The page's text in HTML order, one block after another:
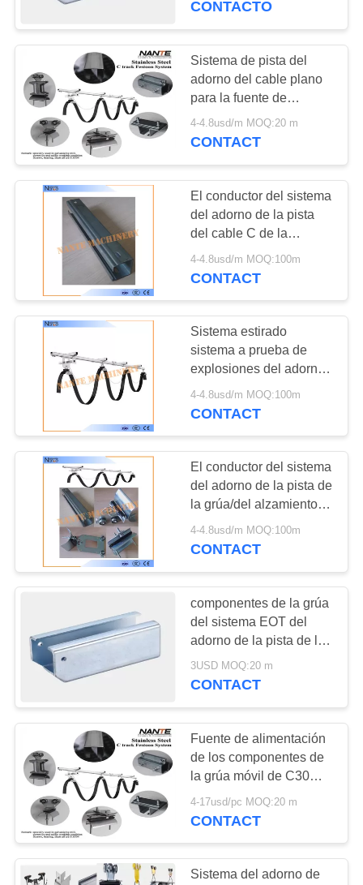
Emito la carretilla
18
Carretilla del cable
del adorno
21
Alzamiento
inalámbrico
teledirigido
92
Control del colgante
del alzamiento
Carril de acero de la
grúa
36
CONTACTO
Sistema de pista del
adorno del cable plano
para la fuente de
alimentación de la grúa
y de la carretilla
4-4.8usd/m MOQ:20 m
CONTACT
El conductor del sistema
del adorno de la pista
del cable C de la
energía baja cerca
32mm*30mm*1.5m m
4-4.8usd/m MOQ:100m
CONTACT
Sistema estirado
sistema a prueba de
explosiones del adorno
del alambre del adorno
de la pista de C
4-4.8usd/m MOQ:100m
CONTACT
El conductor del sistema
del adorno de la pista de
la grúa/del alzamiento C
cerca
32mm*30mm*1.5m m
4-4.8usd/m MOQ:100m
CONTACT
componentes de la grúa
del sistema EOT del
adorno de la pista de los
4m C hechos del acero
inoxidable
3USD MOQ:20 m
CONTACT
Fuente de alimentación
de los componentes de
la grúa móvil de C30
C32 C40 C63 C -
sistema del adorno de la
4-17usd/pc MOQ:20 m
CONTACT
Sistema del adorno de